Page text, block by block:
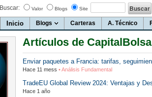
Buscar: Valor Blogs Site
Inicio Blogs Carteras A. Técnico
Artículos de CapitalBolsa
Enviar paquetes a Francia: tarifas,
Hace 11 mess • Análisis Fundamental
TradeEU Global Review 2024: Ventajas y
Hace 1 año